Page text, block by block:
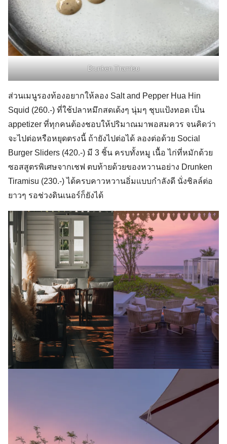
Drunken Tiramisu
ส่วนเมนูรองท้องอยากให้ลอง Salt and Pepper Hua Hin
Squid (260.-) ที่ใช้ปลาหมึกสดเด้งๆ นุ่มๆ ชุบแป้งทอด เป็น
appetizer ที่ทุกคนต้องชอบให้ปริมาณมาพอสมควร จนคิดว่า
จะไปต่อหรือหยุดตรงนี้ ถ้ายังไปต่อได้ ลองต่อด้วย Social
Burger Sliders (420.-) มี 3 ชิ้น ครบทั้งหมู เนื้อ ไก่ที่หมักด้วย
ซอสสูตรพิเศษจากเชฟ ตบท้ายด้วยของหวานอย่าง Drunken
Tiramisu (230.-) ได้ครบคาวหวานอิ่มแบบกำลังดี นั่งชิลล์ต่อ
ยาวๆ รอช่วงดินเนอร์ก็ยังได้